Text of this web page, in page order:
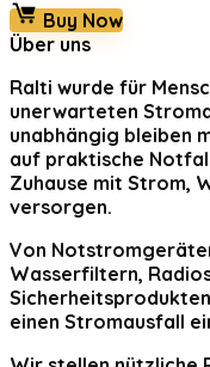
Buy Now
Über uns
Ralti wurde für
unerwarteten
unabhängig bleiben
auf praktische
Zuhause mit Strom,
versorgen.
Von
Wasserfiltern,
einen Stromausfall